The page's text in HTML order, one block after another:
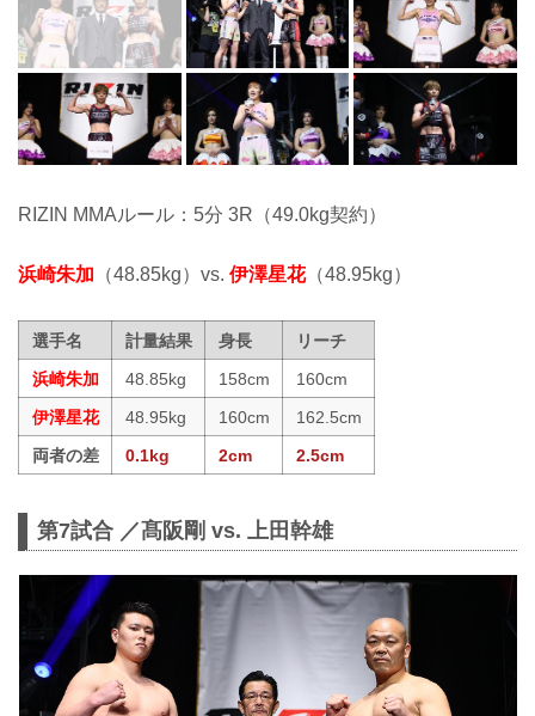
RIZIN MMAルール：5分 3R（49.0kg契約）
浜崎朱加 （48.85kg）vs. 伊澤星花（48.95kg）
選手名 計量結果 身長
リーチ
浜崎朱加
48.85kg 158cm
160cm
伊澤星花
48.95kg 160cm
162.5cm
両者の差
0.1kg 2cm 2.5cm
第7試合 ／髙阪剛 vs. 上田幹雄